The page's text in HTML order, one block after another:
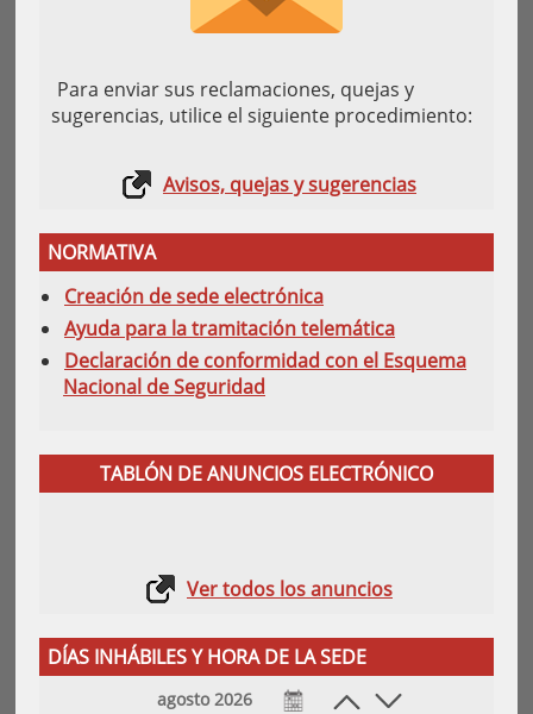
Para enviar sus reclamaciones, quejas y
sugerencias, utilice el siguiente procedimiento:
Avisos, quejas y sugerencias
NORMATIVA
Creación de sede electrónica
Ayuda para la tramitación telemática
Declaración de conformidad con el Esquema
Nacional de Seguridad
TABLÓN DE ANUNCIOS ELECTRÓNICO
Ver todos los anuncios
DÍAS INHÁBILES Y HORA DE LA SEDE
agosto 2026